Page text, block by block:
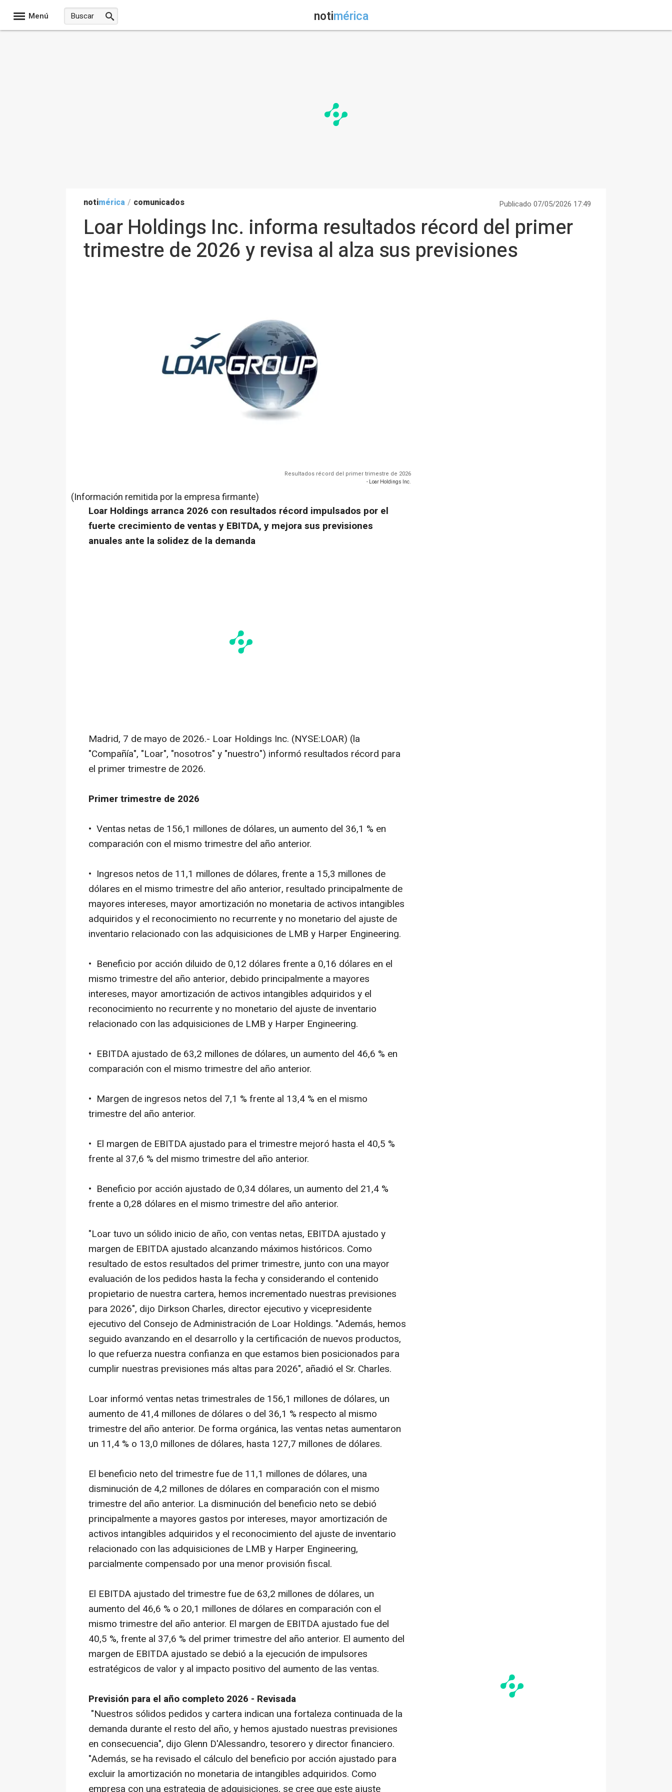
Menú notimérica
notimérica / comunicados Publicado 07/05/2026 17:49
Loar Holdings Inc. informa resultados récord del primer
trimestre de 2026 y revisa al alza sus previsiones
Resultados récord del primer trimestre de 2026
- Loar Holdings Inc.
(Información remitida por la empresa firmante)
Loar Holdings arranca 2026 con resultados récord impulsados por el
fuerte crecimiento de ventas y EBITDA, y mejora sus previsiones
anuales ante la solidez de la demanda
Madrid, 7 de mayo de 2026.- Loar Holdings Inc. (NYSE:LOAR) (la
"Compañía", "Loar", "nosotros" y "nuestro") informó resultados récord para
el primer trimestre de 2026.
Primer trimestre de 2026
• Ventas netas de 156,1 millones de dólares, un aumento del 36,1 % en
comparación con el mismo trimestre del año anterior.
• Ingresos netos de 11,1 millones de dólares, frente a 15,3 millones de
dólares en el mismo trimestre del año anterior, resultado principalmente de
mayores intereses, mayor amortización no monetaria de activos intangibles
adquiridos y el reconocimiento no recurrente y no monetario del ajuste de
inventario relacionado con las adquisiciones de LMB y Harper Engineering.
• Beneficio por acción diluido de 0,12 dólares frente a 0,16 dólares en el
mismo trimestre del año anterior, debido principalmente a mayores
intereses, mayor amortización de activos intangibles adquiridos y el
reconocimiento no recurrente y no monetario del ajuste de inventario
relacionado con las adquisiciones de LMB y Harper Engineering.
• EBITDA ajustado de 63,2 millones de dólares, un aumento del 46,6 % en
comparación con el mismo trimestre del año anterior.
• Margen de ingresos netos del 7,1 % frente al 13,4 % en el mismo
trimestre del año anterior.
• El margen de EBITDA ajustado para el trimestre mejoró hasta el 40,5 %
frente al 37,6 % del mismo trimestre del año anterior.
• Beneficio por acción ajustado de 0,34 dólares, un aumento del 21,4 %
frente a 0,28 dólares en el mismo trimestre del año anterior.
"Loar tuvo un sólido inicio de año, con ventas netas, EBITDA ajustado y
margen de EBITDA ajustado alcanzando máximos históricos. Como
resultado de estos resultados del primer trimestre, junto con una mayor
evaluación de los pedidos hasta la fecha y considerando el contenido
propietario de nuestra cartera, hemos incrementado nuestras previsiones
para 2026", dijo Dirkson Charles, director ejecutivo y vicepresidente
ejecutivo del Consejo de Administración de Loar Holdings. "Además, hemos
seguido avanzando en el desarrollo y la certificación de nuevos productos,
lo que refuerza nuestra confianza en que estamos bien posicionados para
cumplir nuestras previsiones más altas para 2026", añadió el Sr. Charles.
Loar informó ventas netas trimestrales de 156,1 millones de dólares, un
aumento de 41,4 millones de dólares o del 36,1 % respecto al mismo
trimestre del año anterior. De forma orgánica, las ventas netas aumentaron
un 11,4 % o 13,0 millones de dólares, hasta 127,7 millones de dólares.
El beneficio neto del trimestre fue de 11,1 millones de dólares, una
disminución de 4,2 millones de dólares en comparación con el mismo
trimestre del año anterior. La disminución del beneficio neto se debió
principalmente a mayores gastos por intereses, mayor amortización de
activos intangibles adquiridos y el reconocimiento del ajuste de inventario
relacionado con las adquisiciones de LMB y Harper Engineering,
parcialmente compensado por una menor provisión fiscal.
El EBITDA ajustado del trimestre fue de 63,2 millones de dólares, un
aumento del 46,6 % o 20,1 millones de dólares en comparación con el
mismo trimestre del año anterior. El margen de EBITDA ajustado fue del
40,5 %, frente al 37,6 % del primer trimestre del año anterior. El aumento del
margen de EBITDA ajustado se debió a la ejecución de impulsores
estratégicos de valor y al impacto positivo del aumento de las ventas.
Previsión para el año completo 2026 - Revisada
"Nuestros sólidos pedidos y cartera indican una fortaleza continuada de la
demanda durante el resto del año, y hemos ajustado nuestras previsiones
en consecuencia", dijo Glenn D'Alessandro, tesorero y director financiero.
"Además, se ha revisado el cálculo del beneficio por acción ajustado para
excluir la amortización no monetaria de intangibles adquiridos. Como
empresa con una estrategia de adquisiciones, se cree que este ajuste